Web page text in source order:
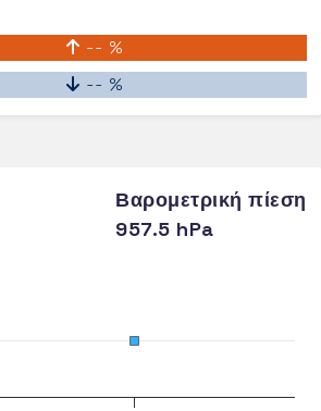
-- %
-- %
Βαρομετρική πίεση
957.5 hPa